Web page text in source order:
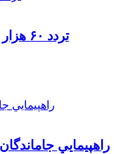
تردد ۶۰ هزار دستگاه ناوگان ترانزیتی از پایانه‌های مرزی آذربایجان ‌غربی
راهپيمايي